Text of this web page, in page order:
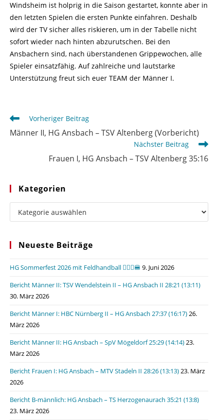
Windsheim ist holprig in die Saison gestartet, konnte aber in
den letzten Spielen die ersten Punkte einfahren. Deshalb
wird der TV sicher alles riskieren, um in der Tabelle nicht
sofort wieder nach hinten abzurutschen. Bei den
Ansbachern sind, nach überstandenen Grippewochen, alle
Spieler einsatzfähig. Auf zahlreiche und lautstarke
Unterstützung freut sich euer TEAM der Männer I.
Weitere
Artikel
ansehen
Vorheriger Beitrag
Männer II, HG Ansbach – TSV Altenberg (Vorbericht)
Nächster Beitrag
Frauen I, HG Ansbach – TSV Altenberg 35:16
Kategorien
Kategorien
Neueste Beiträge
HG Sommerfest 2026 mit Feldhandball 🤾🏼‍♂️🍔 9. Juni 2026
Bericht Männer II: TSV Wendelstein II – HG Ansbach II 28:21 (13:11)
30. März 2026
Bericht Männer I: HBC Nürnberg II – HG Ansbach 27:37 (16:17)26.
März 2026
Bericht Männer II: HG Ansbach – SpV Mögeldorf 25:29 (14:14)23.
März 2026
Bericht Frauen I: HG Ansbach – MTV Stadeln II 28:26 (13:13)23. März
2026
Bericht B-männlich: HG Ansbach – TS Herzogenaurach 35:21 (13:8)
23. März 2026